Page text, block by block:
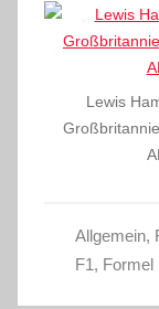
Lewis
Allgemein,
F1, Formel